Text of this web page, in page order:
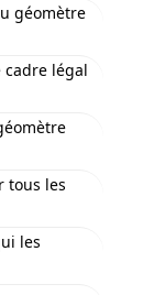
géomètre
cadre légal
tous les
les